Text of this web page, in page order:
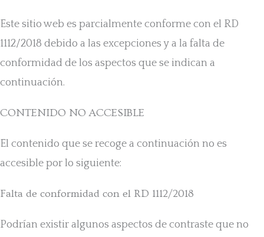
Este sitio web es parcialmente conforme con el RD
1112/2018 debido a las excepciones y a la falta de
conformidad de los aspectos que se indican a
continuación.
CONTENIDO NO ACCESIBLE
El contenido que se recoge a continuación no es
accesible por lo siguiente:
Falta de conformidad con el RD 1112/2018
Podrían existir algunos aspectos de contraste que no